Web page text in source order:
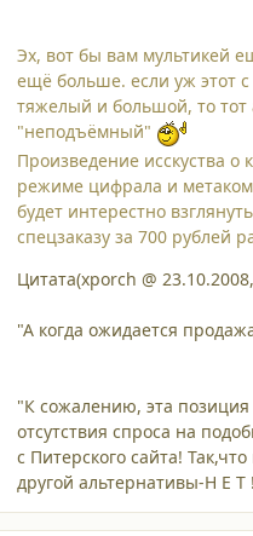
Эх, вот бы вам мультикей
ещё больше. если уж этот
тяжелый и большой, то тот
"неподъёмный"
Произведение исскуства о
режиме цифрала и
будет интерестно
спецзаказу за 700 рублей
Цитата(xporch @
"А когда ожидается
"К сожалению, эта позиция
отсутствия спроса на
с Питерского сайта!
другой альтернативы-Н Е Т